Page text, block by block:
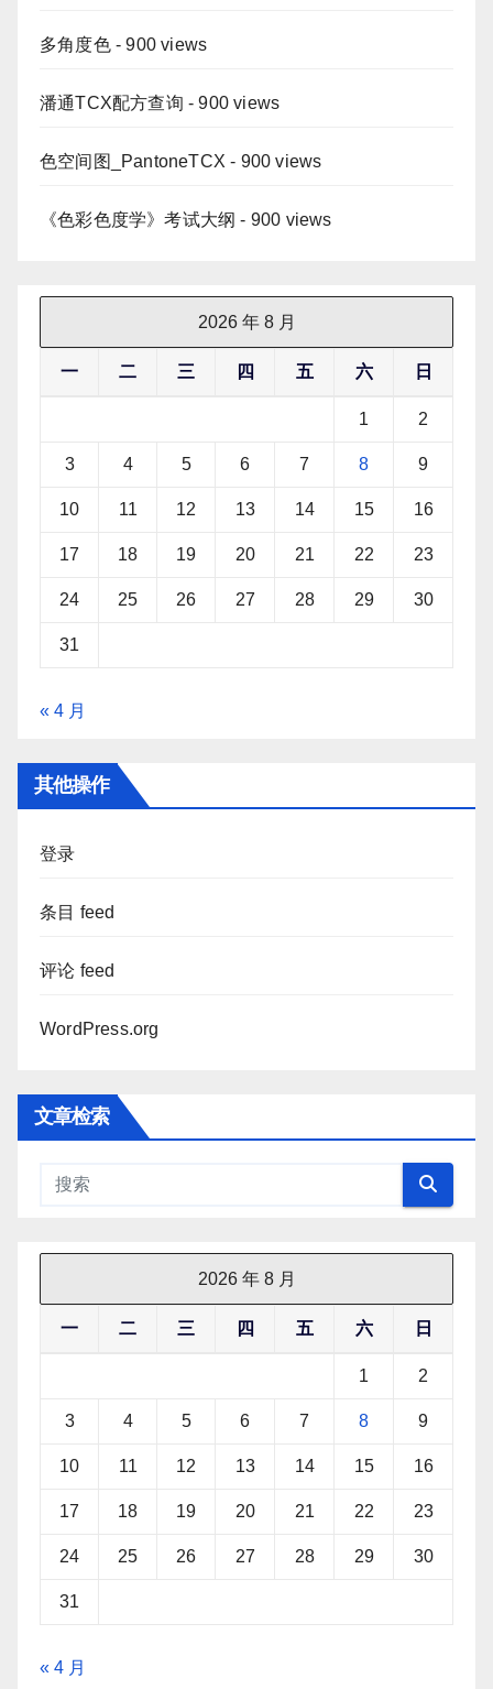
多角度色- 900 views
潘通TCX配方查询 - 900 views
色空间图_PantoneTCX - 900 views
《色彩色度学》考试大纲 - 900 views
2026 年 8 月
一 二 三 四 五 六 日
1 2
3 4 5 6 7 8 9
10 11 12 13 14 15 16
17 18 19 20 21 22 23
24 25 26 27 28 29 30
31
« 4 月
其他操作
登录
条目 feed
评论 feed
WordPress.org
文章检索
2026 年 8 月
一 二 三 四 五 六 日
1 2
3 4 5 6 7 8 9
10 11 12 13 14 15 16
17 18 19 20 21 22 23
24 25 26 27 28 29 30
31
« 4 月